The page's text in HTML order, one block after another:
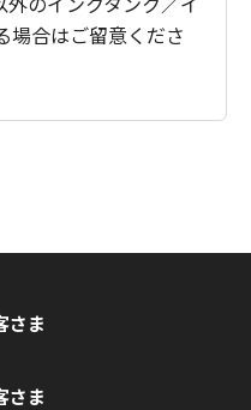
場合はご留意くださ
さま
さま